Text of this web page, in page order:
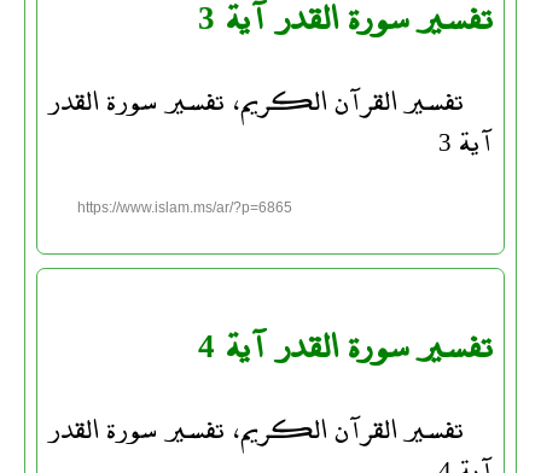
تفسير سورة القدر آية 3
تفسير القرآن الكريم، تفسير سورة القدر
آية 3
https://www.islam.ms/ar/?p=6865
تفسير سورة القدر آية 4
تفسير القرآن الكريم، تفسير سورة القدر